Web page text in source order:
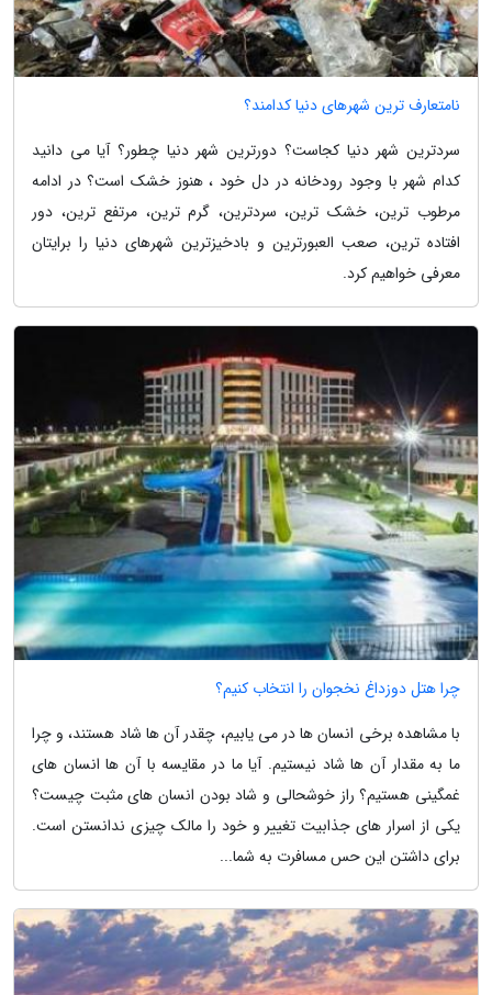
نامتعارف ترین شهرهای دنیا کدامند؟
سردترین شهر دنیا کجاست؟ دورترین شهر دنیا چطور؟ آیا می دانید
کدام شهر با وجود رودخانه در دل خود ، هنوز خشک است؟ در ادامه
مرطوب ترین، خشک ترین، سردترین، گرم ترین، مرتفع ترین، دور
افتاده ترین، صعب العبورترین و بادخیزترین شهرهای دنیا را برایتان
معرفی خواهیم کرد.
چرا هتل دوزداغ نخجوان را انتخاب کنیم؟
با مشاهده برخی انسان ها در می یابیم، چقدر آن ها شاد هستند، و چرا
ما به مقدار آن ها شاد نیستیم. آیا ما در مقایسه با آن ها انسان های
غمگینی هستیم؟ راز خوشحالی و شاد بودن انسان های مثبت چیست؟
یکی از اسرار های جذابیت تغییر و خود را مالک چیزی ندانستن است.
برای داشتن این حس مسافرت به شما...